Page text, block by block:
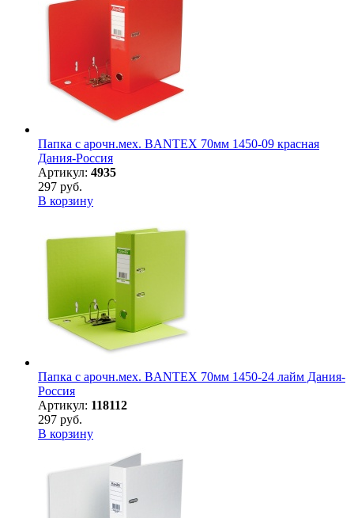
Папка с арочн.мех. BANTEX 70мм 1450-09 красная
Дания-Россия
Артикул: 4935
297 руб.
В корзину
Папка с арочн.мех. BANTEX 70мм 1450-24 лайм Дания-
Россия
Артикул: 118112
297 руб.
В корзину